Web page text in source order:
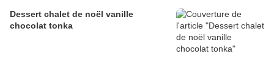
Dessert chalet de noël vanille
chocolat tonka